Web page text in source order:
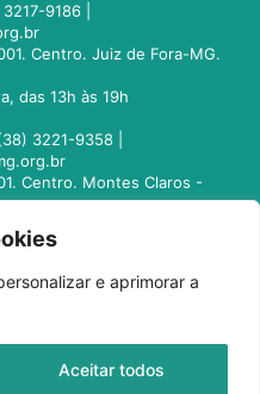
e aprimorar a
Aceitar todos
9186 |
Centro. Juiz de Fora-MG.
das 13h às 19h
3221-9358 |
Centro. Montes Claros -
- MG. CEP